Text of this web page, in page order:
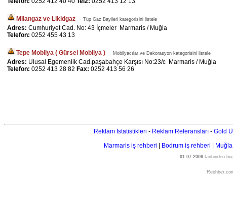
Milangaz ve Likidgaz Tüp Gaz Bayileri kategorisini listele
Adres: Cumhuriyet Cad. No: 43 İçmeler Marmaris / Muğla
Telefon: 0252 455 43 13
Tepe Mobilya ( Gürsel Mobilya ) Mobilyacılar ve Dekorasyon kategorisini listele
Adres: Ulusal Egemenlik Cad.paşabahçe Karşısı No:23/c Marmaris / Muğla
Telefon: 0252 413 28 82 Fax: 0252 413 56 26
Reklam İstatistikleri - Reklam Referansları - Gold
Marmaris iş rehberi
Bodrum iş rehberi
01.07.2006tarihinden